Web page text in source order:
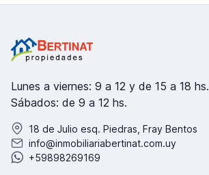
Lunes a viernes: 9 a 12 y de 15 a 18 hs.
Sábados: de 9 a 12 hs.
18 de Julio esq. Piedras, Fray Bentos
info@inmobiliariabertinat.com.uy
+59898269169